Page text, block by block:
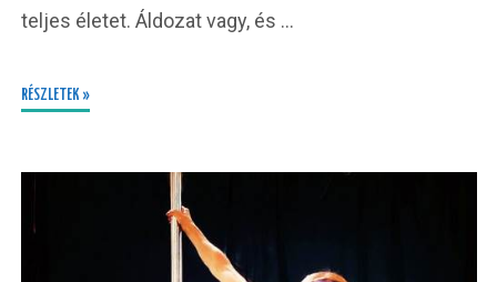
teljes életet. Áldozat vagy, és …
RÉSZLETEK »